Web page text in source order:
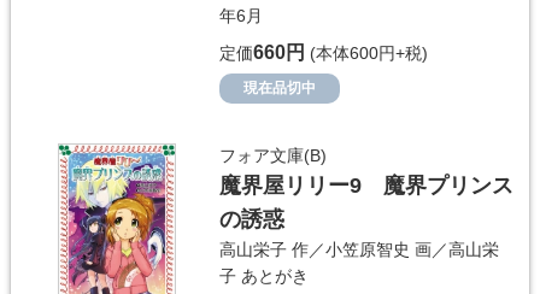
年6月
定価660円 (本体600円+税)
現在品切中
フォア文庫(B)
魔界屋リリー9 魔界プリンス
の誘惑
高山栄子 作／小笠原智史 画／高山栄
子 あとがき